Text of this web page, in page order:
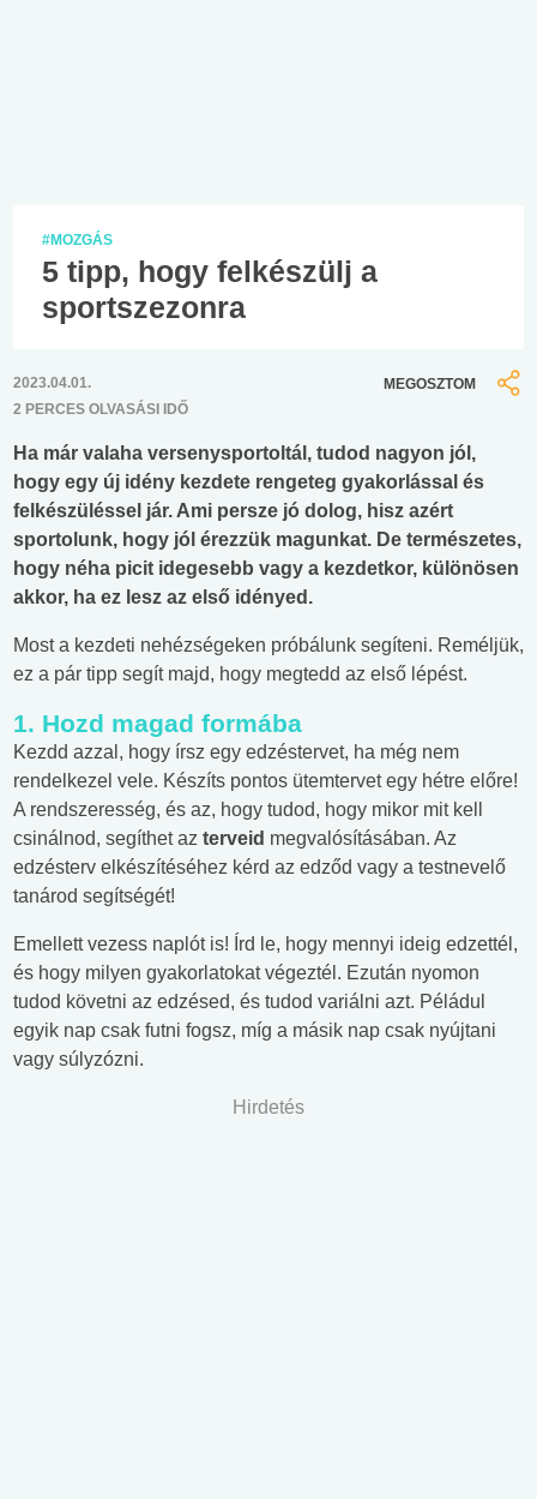
#MOZGÁS
5 tipp, hogy felkészülj a
sportszezonra
2023.04.01.
2 PERCES OLVASÁSI IDŐ
MEGOSZTOM
Ha már valaha versenysportoltál, tudod nagyon jól,
hogy egy új idény kezdete rengeteg gyakorlással és
felkészüléssel jár. Ami persze jó dolog, hisz azért
sportolunk, hogy jól érezzük magunkat. De természetes,
hogy néha picit idegesebb vagy a kezdetkor, különösen
akkor, ha ez lesz az első idényed.
Most a kezdeti nehézségeken próbálunk segíteni. Reméljük,
ez a pár tipp segít majd, hogy megtedd az első lépést.
1. Hozd magad formába
Kezdd azzal, hogy írsz egy edzéstervet, ha még nem
rendelkezel vele. Készíts pontos ütemtervet egy hétre előre!
A rendszeresség, és az, hogy tudod, hogy mikor mit kell
csinálnod, segíthet az terveid megvalósításában. Az
edzésterv elkészítéséhez kérd az edződ vagy a testnevelő
tanárod segítségét!
Emellett vezess naplót is! Írd le, hogy mennyi ideig edzettél,
és hogy milyen gyakorlatokat végeztél. Ezután nyomon
tudod követni az edzésed, és tudod variálni azt. Péládul
egyik nap csak futni fogsz, míg a másik nap csak nyújtani
vagy súlyzózni.
Hirdetés